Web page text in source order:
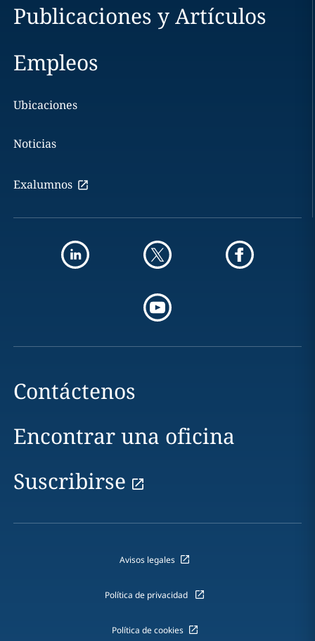
Publicaciones y Artículos
Empleos
Ubicaciones
Noticias
Exalumnos
Contáctenos
Encontrar una oficina
Suscribirse
Avisos legales
Política de privacidad
Política de cookies